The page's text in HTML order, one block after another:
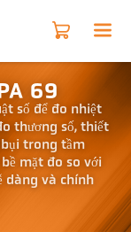
69
số để đo nhiệt
thương số, thiết
bụi trong tầm
mặt đo so với
dàng và chính